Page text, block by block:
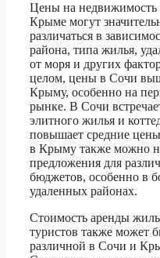
Цены на недвижимость
Крыме могут
различаться в
района, типа жилья,
от моря и других
целом, цены в Сочи
Крыму, особенно на
рынке. В Сочи
элитного жилья и
повышает средние
в Крыму также можно
предложения для
бюджетов, особенно в
удаленных районах.
Стоимость аренды
туристов также может
различной в Сочи и